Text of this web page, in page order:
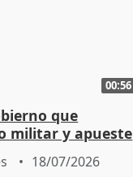
00:56
que
militar y apueste
18/07/2026